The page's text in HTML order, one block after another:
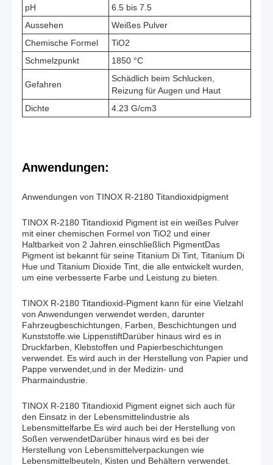
pH
6.5 bis 7.5
Aussehen
Weißes Pulver
Chemische Formel
TiO2
Schmelzpunkt
1850 °C
Gefahren
Schädlich beim Schlucken,
Reizung für Augen und Haut
Dichte
4.23 G/cm3
Anwendungen:
Anwendungen von TINOX R-2180 Titandioxidpigment
TINOX R-2180 Titandioxid Pigment ist ein weißes Pulver
mit einer chemischen Formel von TiO2 und einer
Haltbarkeit von 2 Jahren.einschließlich PigmentDas
Pigment ist bekannt für seine Titanium Di Tint, Titanium Di
Hue und Titanium Dioxide Tint, die alle entwickelt wurden,
um eine verbesserte Farbe und Leistung zu bieten.
TINOX R-2180 Titandioxid-Pigment kann für eine Vielzahl
von Anwendungen verwendet werden, darunter
Fahrzeugbeschichtungen, Farben, Beschichtungen und
Kunststoffe.wie LippenstiftDarüber hinaus wird es in
Druckfarben, Klebstoffen und Papierbeschichtungen
verwendet. Es wird auch in der Herstellung von Papier und
Pappe verwendet,und in der Medizin- und
Pharmaindustrie.
TINOX R-2180 Titandioxid Pigment eignet sich auch für
den Einsatz in der Lebensmittelindustrie als
Lebensmittelfarbe.Es wird auch bei der Herstellung von
Soßen verwendetDarüber hinaus wird es bei der
Herstellung von Lebensmittelverpackungen wie
Lebensmittelbeuteln, Kisten und Behältern verwendet.